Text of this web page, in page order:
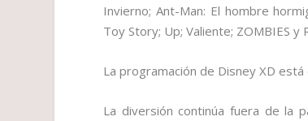
Invierno; Ant-Man: El hombre
Toy Story; Up; Valiente; ZOMBIES
La programación de Disney XD
La diversión continúa fuera de la